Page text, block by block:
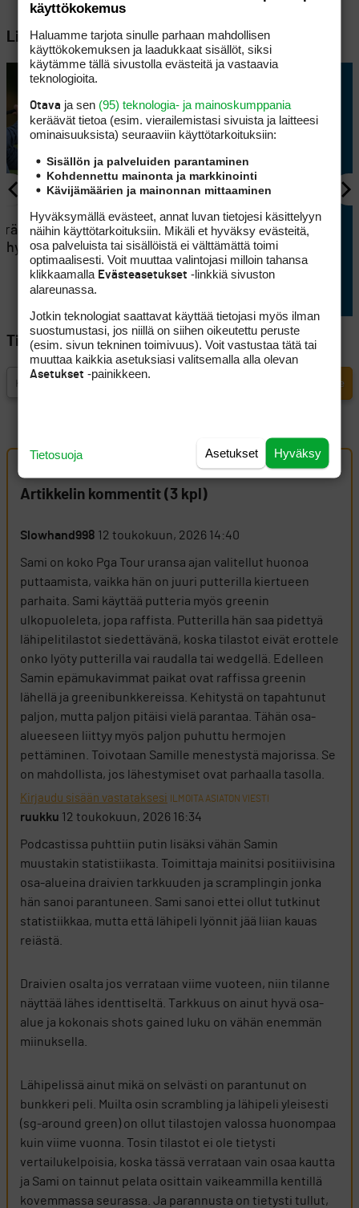
Lisää aiheesta
KILPAGOLF
Saku Ellilä otti kaiken ilon irti
aamulähdöstä Erkko Trophyn
avauspäivänä
hyvän
Tilaa Golfpisteen uutiskirje
Artikkelin kommentit (3 kpl)
Slowhand998 12 toukokuun, 2026 14:40
Sami on koko Pga Tour uransa ajan valitellut huonoa
puttaamista, vaikka hän on juuri putterilla kiertueen
parhaita. Sami käyttää putteria myös greenin
ulkopuoleleta, jopa raffista. Putterilla hän saa pidettyä
lähipelitilastot siedettävänä, koska tilastot eivät erottele
onko lyöty putterilla vai raudalla tai wedgellä. Edelleen
Samin epämukavimmat paikat ovat raffissa greenin
lähellä ja greenibunkkereissa. Kehitystä on tapahtunut
paljon, mutta paljon pitäisi vielä parantaa. Tähän osa-
alueeseen liittyy myös paljon puhuttu hermojen
pettäminen. Toivotaan Samille menestystä majorissa. Se
on mahdollista, jos lähestymiset ovat parhaalla tasolla.
Kirjaudu sisään vastataksesi ILMOITA ASIATON VIESTI
ruukku 12 toukokuun, 2026 16:34
Podcastissa puhttiin putin lisäksi vähän Samin
muustakin statistiikasta. Toimittaja mainitsi positiivisina
osa-alueina draivien tarkkuuden ja scramplingin jonka
hän sanoi parantuneen. Sami sanoi ettei ollut tutkinut
statistiikkaa, mutta että lähipeli lyönnit jää liian kauas
reiästä.
Draivien osalta jos verrataan viime vuoteen, niin tilanne
näyttää lähes identtiseltä. Tarkkuus on ainut hyvä osa-
alue ja kokonais shots gained luku on vähän enemmän
miinuksella.
Lähipelissä ainut mikä on selvästi on parantunut on
bunkkeri peli. Muilta osin scrambling ja lähipeli yleisesti
(sg-around green) on ollut tilastojen valossa huonompaa
kuin viime vuonna. Tosin tilastot ei ole tietysti
vertailukelpoisia, koska tässä verrataan vain osaa kautta
ja Sami on tainnut pelata osittain vaikeammilla kentillä
kovemmassa seurassa. Ja parannusta on tietysti tullut,
käyttökokemus
Haluamme tarjota sinulle parhaan mahdollisen
käyttökokemuksen ja laadukkaat sisällöt, siksi
käytämme tällä sivustolla evästeitä ja vastaavia
teknologioita.
Otava ja sen (95) teknologia- ja mainoskumppania
keräävät tietoa (esim. vierailemis­tasi sivuista ja laitteesi
ominaisuuk­sista) seuraaviin käyttötarkoituksiin:
Sisällön ja palveluiden parantaminen
Kohdennettu mainonta ja markkinointi
Kävijämäärien ja mainonnan mittaaminen
Hyväksymällä evästeet, annat luvan tietojesi käsittelyyn
näihin käyttötarkoituksiin. Mikäli et hyväksy evästeitä,
osa palveluista tai sisällöistä ei välttämättä toimi
optimaalisesti. Voit muuttaa valintojasi milloin tahansa
klikkaamalla Evästeasetukset -linkkiä sivuston
alareunassa.
Jotkin teknologiat saattavat käyttää tietojasi myös ilman
suostumustasi, jos niillä on siihen oikeutettu peruste
(esim. sivun tekninen toimivuus). Voit vastustaa tätä tai
muuttaa kaikkia asetuksiasi valitsemalla alla olevan
Asetukset -painikkeen.
Hyväksy
Asetukset
Tietosuoja